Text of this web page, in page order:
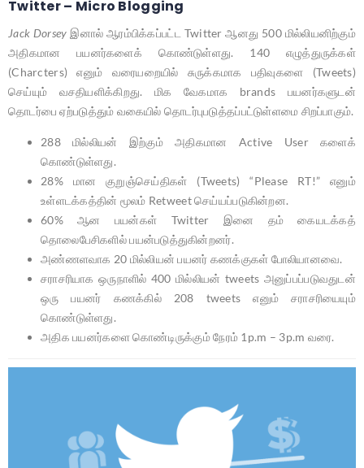
Twitter – Micro Blogging
Jack Dorsey இனால் ஆரம்பிக்கப்பட்ட Twitter ஆனது 500 மில்லியனிற்கும்
அதிகமான பயனர்களைக் கொண்டுள்ளது. 140 எழுத்துருக்கள்
(Charcters) எனும் வரையறையில் சுருக்கமாக பதிவுகளை (Tweets)
செய்யும் வசதியளிக்கிறது. மிக வேகமாக brands பயனர்களுடன்
தொடர்பை ஏற்படுத்தும் வகையில் தொடர்புபடுத்தப்பட்டுள்ளமை சிறப்பாகும்.
288 மில்லியன் இற்கும் அதிகமான Active User களைக்
கொண்டுள்ளது.
28% மான குறுஞ்செய்திகள் (Tweets) “Please RT!” எனும்
உள்ளடக்கத்தின் மூலம் Retweet செய்யப்படுகின்றன.
60% ஆன பயன்கள் Twitter இனை தம் கையடக்கத்
தொலைபேசிகளில் பயன்படுத்துகின்றனர்.
அண்ணளவாக 20 மில்லியன் பயனர் கணக்குகள் போலியானவை.
சராசரியாக ஒருநாளில் 400 மில்லியன் tweets அனுப்பப்படுவதுடன்
ஒரு பயனர் கணக்கில் 208 tweets எனும் சராசரியையும்
கொண்டுள்ளது.
அதிக பயனர்களை கொண்டிருக்கும் நேரம் 1p.m – 3p.m வரை.